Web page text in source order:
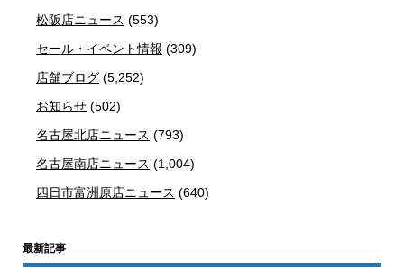
松阪店ニュース (553)
セール・イベント情報 (309)
店舗ブログ (5,252)
お知らせ (502)
名古屋北店ニュース (793)
名古屋南店ニュース (1,004)
四日市富洲原店ニュース (640)
最新記事